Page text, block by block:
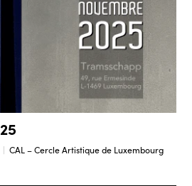
CAL – Cercle Artistique de Luxembourg